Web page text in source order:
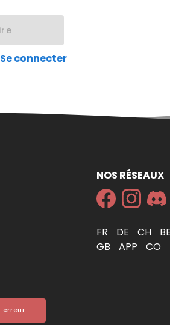
Se connecter
NOS RÉSEAUX
FR DE CH BE
GB
APP CO
erreur